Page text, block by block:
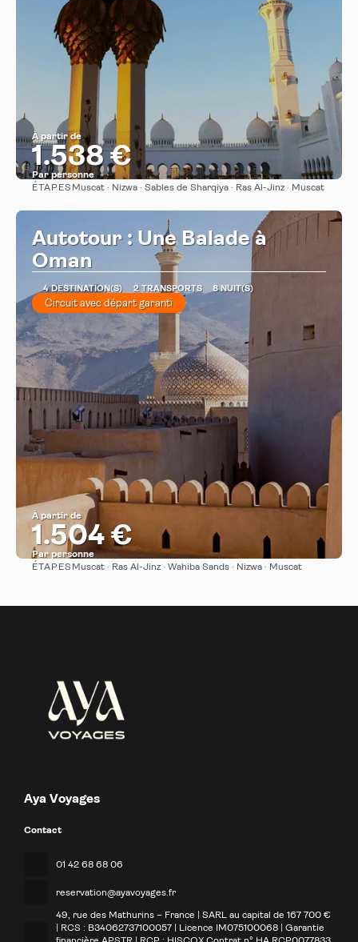
À partir de
1.538 €
Par personne
ÉTAPES Muscat · Nizwa · Sables de Sharqiya · Ras Al-Jinz · Muscat
Autotour : Une Balade à
Oman
4 DESTINATION(S) 2 TRANSPORTS 8 NUIT(S)
Circuit avec départ garanti
À partir de
1.504 €
Par personne
ÉTAPES Muscat · Ras Al-Jinz · Wahiba Sands · Nizwa · Muscat
Aya Voyages
Contact
01 42 68 68 06
reservation@ayavoyages.fr
49, rue des Mathurins – France | SARL au capital de 167 700 €
| RCS : B34062737100057 | Licence IM075100068 | Garantie